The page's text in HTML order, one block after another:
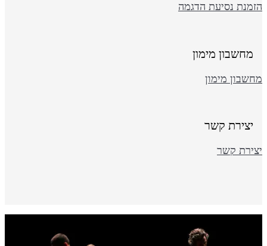
נסיעת הדגמה
מחשבון מימון
מימון
יצירת קשר
קשר